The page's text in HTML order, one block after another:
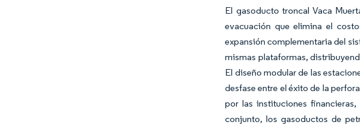
El gasoducto troncal Vaca
evacuación que elimina el
expansión complementaria del
mismas plataformas,
El diseño modular de las
desfase entre el éxito de la
por las instituciones
conjunto, los gasoductos de